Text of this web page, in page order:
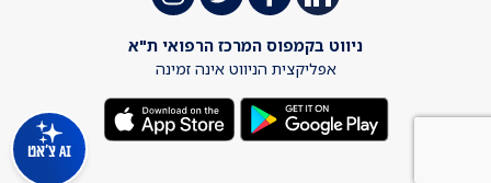
AI צ'אט
ניווט בקמפוס המרכז הרפואי ת"א
אפליקצית הניווט אינה זמינה